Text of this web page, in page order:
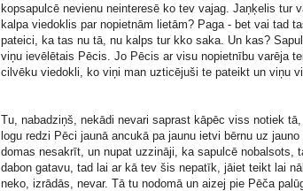
kopsapulcē nevienu neinteresē ko tev vajag. Jaņķelis
kalpa viedoklis par nopietnām lietām? Paga - bet vai tad
pateici, ka tas nu tā, nu kalps tur kko saka. Un kas?
viņu ievēlētais Pēcis. Jo Pēcis ar visu nopietnību varēja
cilvēku viedokli, ko viņi man uzticējuši te pateikt un viņu
Tu, nabadziņš, nekādi nevari saprast kāpēc viss notiek
logu redzi Pēci jaunā ancukā pa jaunu ietvi bērnu uz
domas nesakrīt, un nupat uzzināji, ka sapulcē
dabon gatavu, tad lai ar kā tev šis nepatīk, jāiet teikt lai
neko, izrādās, nevar. Tā tu nodomā un aizej pie Pēča